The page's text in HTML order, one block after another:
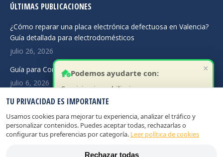
ÚLTIMAS PUBLICACIONES
¿Cómo reparar una placa electrónica defectuosa en Valencia?
Guía detallada para electrodomésticos
julio 26, 2026
Guía para Comprar Repuestos Online para Lavadoras
julio 6, 2026
Asistencia Técnica Electrodomésticos en Madrid: Rapidez
junio 14, 2026
TU PRIVACIDAD ES IMPORTANTE
Usamos cookies para mejorar tu experiencia, analizar el tráfico y
personalizar contenidos. Puedes aceptar todas, rechazarlas o
configurar tus preferencias por categoría. Leer política de cookies
Rechazar todas
×
Podemos ayudarte con:
Servicios inmobiliarios:
Valorar tu vivienda
Buscar inquilinos fiables
Gestión rápida de alquiler